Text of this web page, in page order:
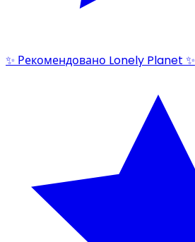
✨ Рекомендовано Lonely Planet ✨